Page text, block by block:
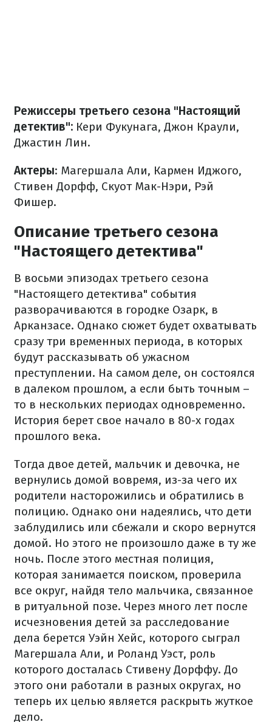
Режиссеры третьего сезона "Настоящий
детектив": Кери Фукунага, Джон Краули,
Джастин Лин.
Актеры: Магершала Али, Кармен Иджого,
Стивен Дорфф, Скуот Мак-Нэри, Рэй
Фишер.
Описание третьего сезона
"Настоящего детектива"
В восьми эпизодах третьего сезона
"Настоящего детектива" события
разворачиваются в городке Озарк, в
Арканзасе. Однако сюжет будет охватывать
сразу три временных периода, в которых
будут рассказывать об ужасном
преступлении. На самом деле, он состоялся
в далеком прошлом, а если быть точным –
то в нескольких периодах одновременно.
История берет свое начало в 80-х годах
прошлого века.
Тогда двое детей, мальчик и девочка, не
вернулись домой вовремя, из-за чего их
родители насторожились и обратились в
полицию. Однако они надеялись, что дети
заблудились или сбежали и скоро вернутся
домой. Но этого не произошло даже в ту же
ночь. После этого местная полиция,
которая занимается поиском, проверила
все округ, найдя тело мальчика, связанное
в ритуальной позе. Через много лет после
исчезновения детей за расследование
дела берется Уэйн Хейс, которого сыграл
Магершала Али, и Роланд Уэст, роль
которого досталась Стивену Дорффу. До
этого они работали в разных округах, но
теперь их целью является раскрыть жуткое
дело.